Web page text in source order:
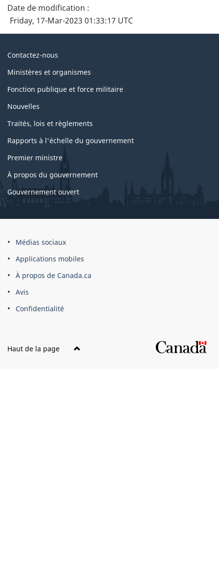
Date de modification :
Friday, 17-Mar-2023 01:33:17 UTC
À
propos
du
gouvernement
Contactez-nous
Ministères et organismes
Fonction publique et force militaire
Nouvelles
Traités, lois et règlements
Rapports à l'échelle du gouvernement
Premier ministre
À propos du gouvernement
Gouvernement ouvert
À
propos
du
site
Médias sociaux
Applications mobiles
À propos de Canada.ca
Avis
Confidentialité
Haut de la page